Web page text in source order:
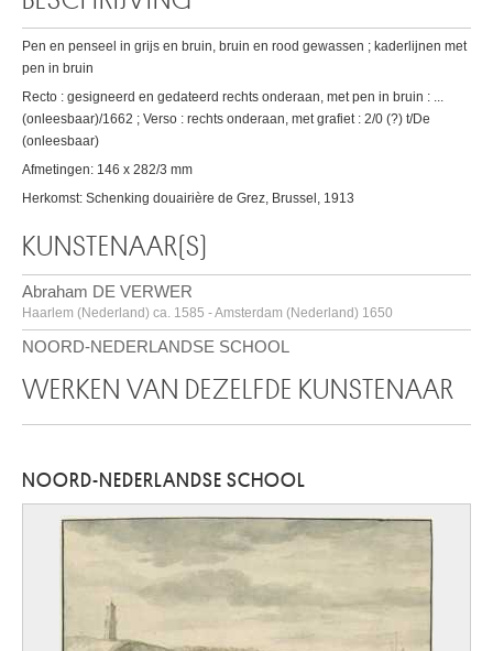
Pen en penseel in grijs en bruin, bruin en rood gewassen ; kaderlijnen met
pen in bruin
Recto : gesigneerd en gedateerd rechts onderaan, met pen in bruin : ...
(onleesbaar)/1662 ; Verso : rechts onderaan, met grafiet : 2/0 (?) t/De
(onleesbaar)
Afmetingen: 146 x 282/3 mm
Herkomst: Schenking douairière de Grez, Brussel, 1913
KUNSTENAAR(S)
Abraham DE VERWER
Haarlem (Nederland) ca. 1585 - Amsterdam (Nederland) 1650
NOORD-NEDERLANDSE SCHOOL
WERKEN VAN DEZELFDE KUNSTENAAR
NOORD-NEDERLANDSE SCHOOL